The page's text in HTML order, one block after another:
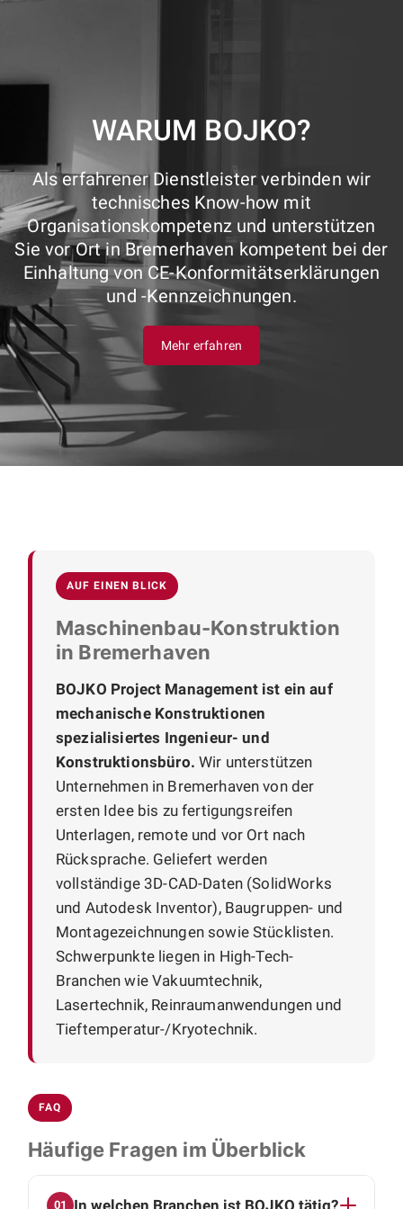
WARUM BOJKO?
Als erfahrener Dienstleister verbinden wir
technisches Know-how mit
Organisationskompetenz und unterstützen
Sie vor Ort in Bremerhaven kompetent bei der
Einhaltung von CE-Konformitätserklärungen
und -Kennzeichnungen.
Mehr erfahren
AUF EINEN BLICK
Maschinenbau-Konstruktion
in Bremerhaven
BOJKO Project Management ist ein auf
mechanische Konstruktionen
spezialisiertes Ingenieur- und
Konstruktionsbüro. Wir unterstützen
Unternehmen in Bremerhaven von der
ersten Idee bis zu fertigungsreifen
Unterlagen, remote und vor Ort nach
Rücksprache. Geliefert werden
vollständige 3D-CAD-Daten (SolidWorks
und Autodesk Inventor), Baugruppen- und
Montagezeichnungen sowie Stücklisten.
Schwerpunkte liegen in High-Tech-
Branchen wie Vakuumtechnik,
Lasertechnik, Reinraumanwendungen und
Tieftemperatur-/Kryotechnik.
FAQ
Häufige Fragen im Überblick
01 In welchen Branchen ist BOJKO tätig?